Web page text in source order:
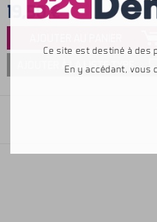
19,50 €
AJOUTER À LA LISTE TYPE
Ce site est destiné à des
En y accédant, vous